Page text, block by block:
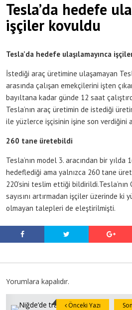
Tesla’da hedefe
işçiler kovuldu
Tesla’da hedefe ulaşılamayınca
İstediği araç üretimine ulaşamayan
arasında çalışan emekçilerini işten
bayıltana kadar günde 12 saat
Tesla’nın araç üretimin de istediği
ile yüzlerce işçisinin işine son verdiğini
260 tane üretebildi
Tesla’nın model 3. aracından bir yılda
hedeflediği ama yalnızca 260 tane
220’sini teslim ettiği bildirildi.Tesla’nın
sayısını artırmadan işçiler üzerinde ki
olmayan talepleri de eleştirilmişti.
Yorumlara kapalıdır.
Önceki Yazı